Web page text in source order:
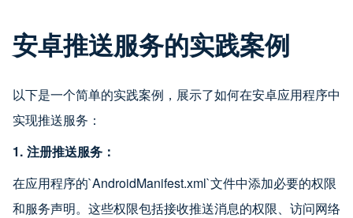
安卓推送服务的实践案例
以下是一个简单的实践案例，展示了如何在安卓应用程序中
实现推送服务：
1. 注册推送服务：
在应用程序的`AndroidManifest.xml`文件中添加必要的权限
和服务声明。这些权限包括接收推送消息的权限、访问网络